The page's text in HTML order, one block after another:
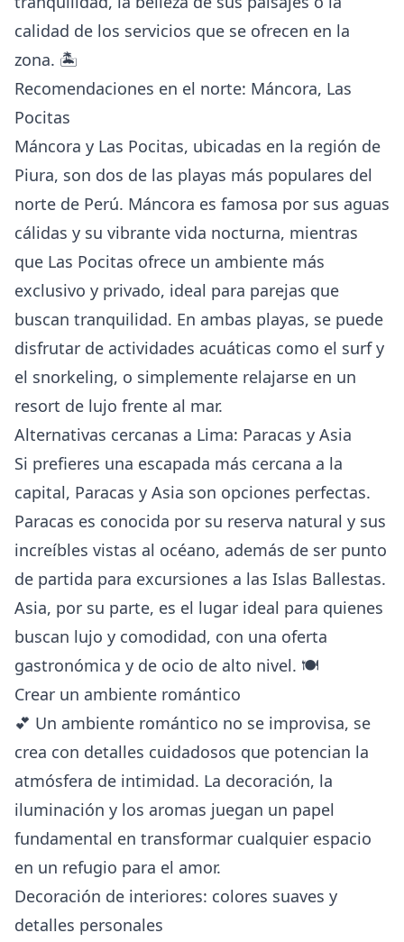
calidad de los servicios que se ofrecen en la
zona. 🏝️
Recomendaciones en el norte: Máncora, Las
Pocitas
Máncora y Las Pocitas, ubicadas en la región de
Piura, son dos de las playas más populares del
norte de Perú. Máncora es famosa por sus aguas
cálidas y su vibrante vida nocturna, mientras
que Las Pocitas ofrece un ambiente más
exclusivo y privado, ideal para parejas que
buscan tranquilidad. En ambas playas, se puede
disfrutar de actividades acuáticas como el surf y
el snorkeling, o simplemente relajarse en un
resort de lujo frente al mar.
Alternativas cercanas a Lima: Paracas y Asia
Si prefieres una escapada más cercana a la
capital, Paracas y Asia son opciones perfectas.
Paracas es conocida por su reserva natural y sus
increíbles vistas al océano, además de ser punto
de partida para excursiones a las Islas Ballestas.
Asia, por su parte, es el lugar ideal para quienes
buscan lujo y comodidad, con una oferta
gastronómica y de ocio de alto nivel. 🍽️
Crear un ambiente romántico
💕 Un ambiente romántico no se improvisa, se
crea con detalles cuidadosos que potencian la
atmósfera de intimidad. La decoración, la
iluminación y los aromas juegan un papel
fundamental en transformar cualquier espacio
en un refugio para el amor.
Decoración de interiores: colores suaves y
detalles personales